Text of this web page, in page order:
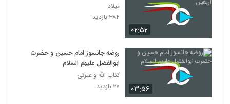
۰۲:۵۲
میلاد
۳۸۴ بازدید
۰۳:۵۶
روضه جانسوز امام حسين و حضرت
ابوالفضل عليهم السلام
کتاب الله و عترتی
۲۷ بازدید